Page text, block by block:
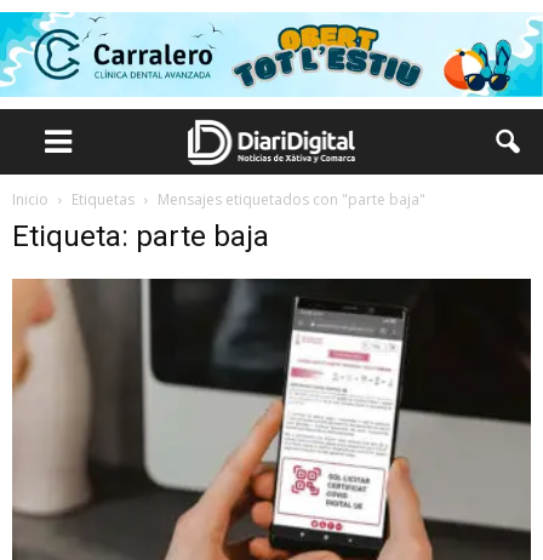
Inicio Etiquetas Mensajes etiquetados con "parte baja"
Etiqueta: parte baja